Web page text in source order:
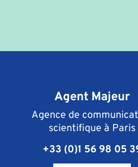
Agent Majeur
Agence de
scientifique à Paris
+33 (0)1 56 98 05